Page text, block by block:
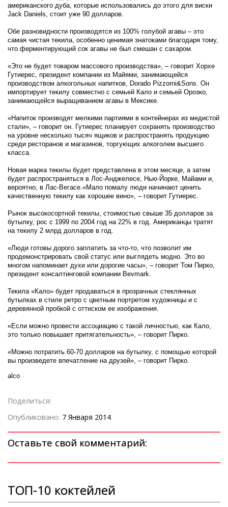
американского дуба, которые использовались до этого для виски
Jack Daniels, стоит уже 90 долларов.
Обе разновидности производятся из 100% голубой агавы – это
самая чистая текила, особенно ценимая знатоками благодаря тому,
что ферментирующий сок агавы не был смешан с сахаром.
«Это не будет товаром массового производства», – говорит Хорхе
Гутиерес, президент компании из Майями, занимающейся
производством алкогольных напитков, Dorado Pizzorni&Sons. Он
импортирует текилу совместно с семьей Кало и семьей Орозко,
занимающейся выращиванием агавы в Мексике.
«Напиток производят мелкими партиями в контейнерах из медистой
стали», – говорит он. Гутиерес планирует сохранять производство
на уровне несколько тысяч ящиков и распространять продукцию
среди ресторанов и магазинов, торгующих алкоголем высшего
класса.
Новая марка текилы будет представлена в этом месяце, а затем
будет распространяться в Лос-Анджелесе, Нью-Йорке, Майами и,
вероятно, в Лас-Вегасе.«Мало помалу люди начинают ценить
качественную текилу как хорошее вино», – говорит Гутиерес.
Рынок высокосортной текилы, стоимостью свыше 35 долларов за
бутылку, рос с 1999 по 2004 год на 22% в год. Американцы тратят
на текилу 2 млрд долларов в год.
«Люди готовы дорого заплатить за что-то, что позволит им
продемонстрировать свой статус или выглядеть модно. Это во
многом напоминает духи или дорогие часы», – говорит Том Пирко,
президент консалтинговой компании Bevmark.
Текила «Кало» будет продаваться в прозрачных стеклянных
бутылках в стиле ретро с цветным портретом художницы и с
деревянной пробкой с оттиском ее изображения.
«Если можно провести ассоциацию с такой личностью, как Кало,
это только повышает притягательность», – говорит Пирко.
«Можно потратить 60-70 долларов на бутылку, с помощью которой
вы произведете впечатление на друзей», – говорит Пирко.
alco
Поделиться:
Опубликовано: 7 Января 2014
Оставьте свой комментарий:
ТОП-10 коктейлей